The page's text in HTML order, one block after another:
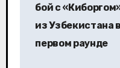
бой с
из Узбекистана в
первом раунде